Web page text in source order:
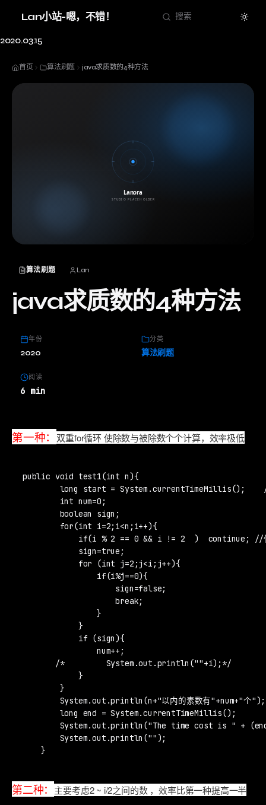
Lan小站-嗯，不错！ 搜索
Theme
2020.03.15
首页 算法刷题 java求质数的4种方法
算法刷题 Lan
java求质数的4种方法
年份
2020
分类
算法刷题
阅读
6 min
第一种：双重for循环 使除数与被除数个个计算，效率极低
public void test1(int n){
long start = System.currentTimeMillis();    //
int num=0;
boolean sign;
for(int i=2;i<n;i++){
if(i % 2 == 0 && i != 2  )  continue; //偶
sign=true;
for (int j=2;j<i;j++){
if(i%j==0){
sign=false;
break;
}
}
if (sign){
num++;
/*         System.out.println(""+i);*/
}
}
System.out.println(n+"以内的素数有"+num+"个");
long end = System.currentTimeMillis();
System.out.println("The time cost is " +
System.out.println("");
}
第二种： 主要考虑2 ~ i/2之间的数 ，效率比第一种提高一半